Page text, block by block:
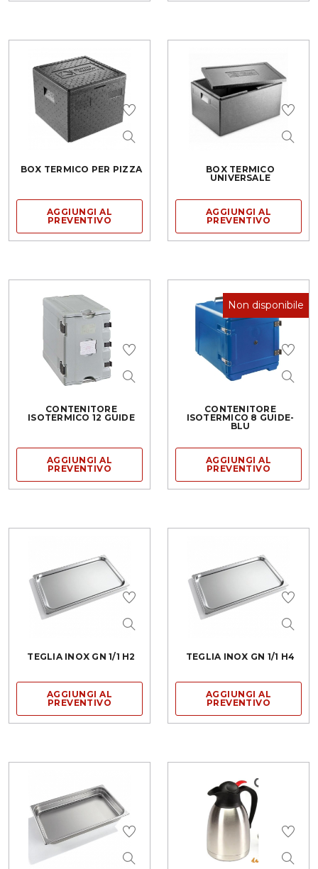
BOX TERMICO PER PIZZA
AGGIUNGI AL
PREVENTIVO
BOX TERMICO
UNIVERSALE
AGGIUNGI AL
PREVENTIVO
CONTENITORE
ISOTERMICO 12 GUIDE
AGGIUNGI AL
PREVENTIVO
CONTENITORE
ISOTERMICO 8 GUIDE-
BLU
AGGIUNGI AL
PREVENTIVO
Non disponibile
TEGLIA INOX GN 1/1 H2
AGGIUNGI AL
PREVENTIVO
TEGLIA INOX GN 1/1 H4
AGGIUNGI AL
PREVENTIVO